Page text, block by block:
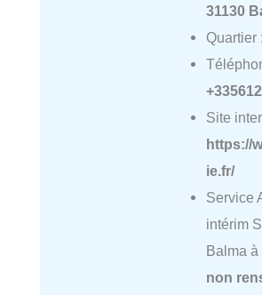
31130
Quartier :
Site
https://
ie.fr/
Service
intérim
Balma
non